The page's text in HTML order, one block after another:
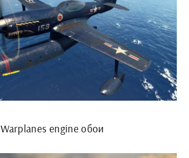
Warplanes engine обои